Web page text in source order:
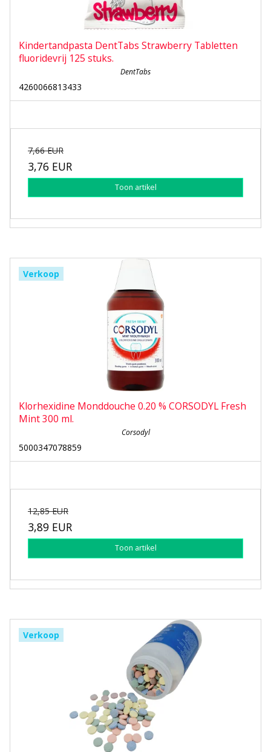
Kindertandpasta DentTabs Strawberry Tabletten
fluoridevrij 125 stuks.
DentTabs
4260066813433
7,66 EUR
3,76 EUR
Toon artikel
Verkoop
Klorhexidine Monddouche 0.20 % CORSODYL Fresh
Mint 300 ml.
Corsodyl
5000347078859
12,85 EUR
3,89 EUR
Toon artikel
Verkoop